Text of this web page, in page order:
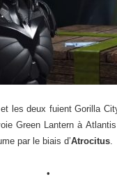
et les deux fuient Gorilla
Green Lantern à
par le biais d’Atrocitus
•